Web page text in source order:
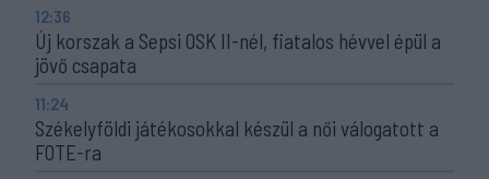
12:36
Új korszak a Sepsi OSK II-nél, fiatalos hévvel épül a
jövő csapata
11:24
Székelyföldi játékosokkal készül a női válogatott a
FOTE-ra